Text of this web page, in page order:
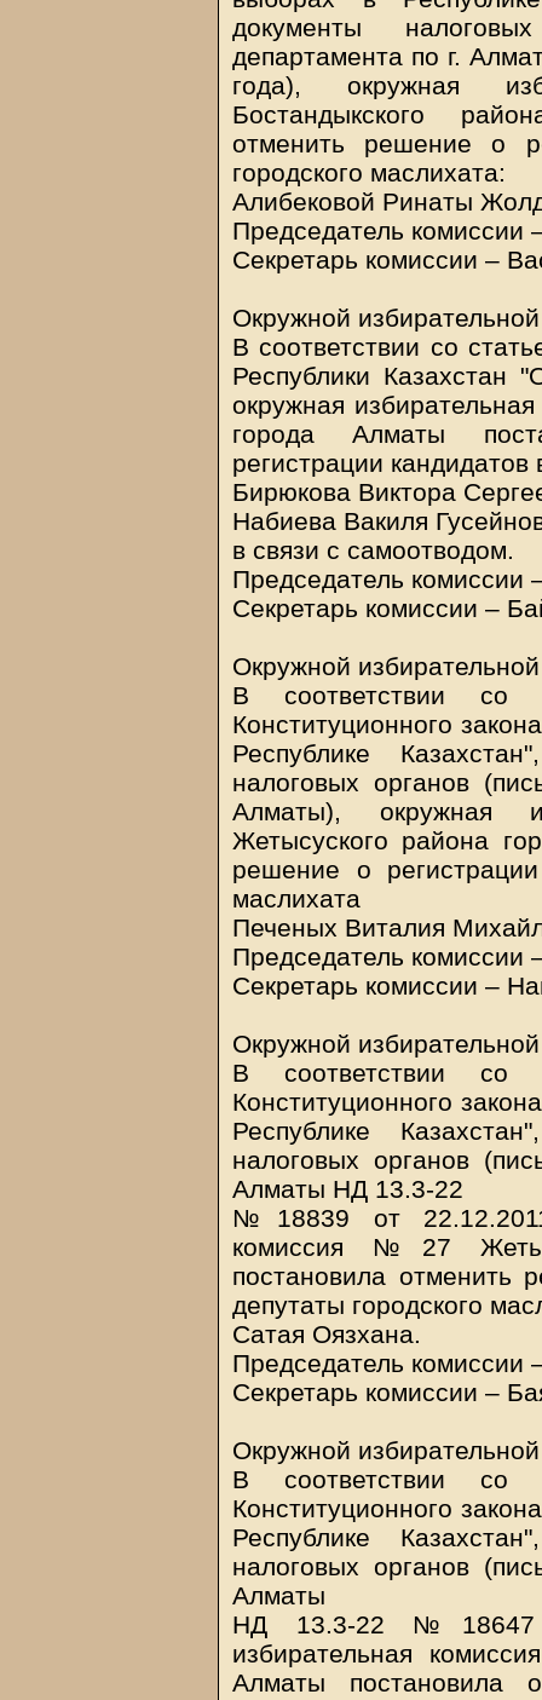
документы
департамента по г.
года), окружная
Бостандыкского
отменить решение о
городского маслихата:
Алибековой Ринаты
Председатель комиссии
Секретарь комиссии –
Окружной
В соответствии со
Республики Казахстан
окружная
города Алматы
регистрации кандидатов
Бирюкова Виктора
Набиева Вакиля
в связи с самоотводом.
Председатель комиссии
Секретарь комиссии –
Окружной
В соответствии
Конституционного
Республике
налоговых органов
Алматы), окружная
Жетысуского района
решение о
маслихата
Печеных Виталия
Председатель комиссии
Секретарь комиссии –
Окружной
В соответствии
Конституционного
Республике
налоговых органов
Алматы НД 13.3-22
№18839 от
комиссия №27
постановила отменить
депутаты городского
Сатая Оязхана.
Председатель комиссии
Секретарь комиссии –
Окружной
В соответствии
Конституционного
Республике
налоговых органов
Алматы
НД 13.3-22 №18647
избирательная
Алматы постановила